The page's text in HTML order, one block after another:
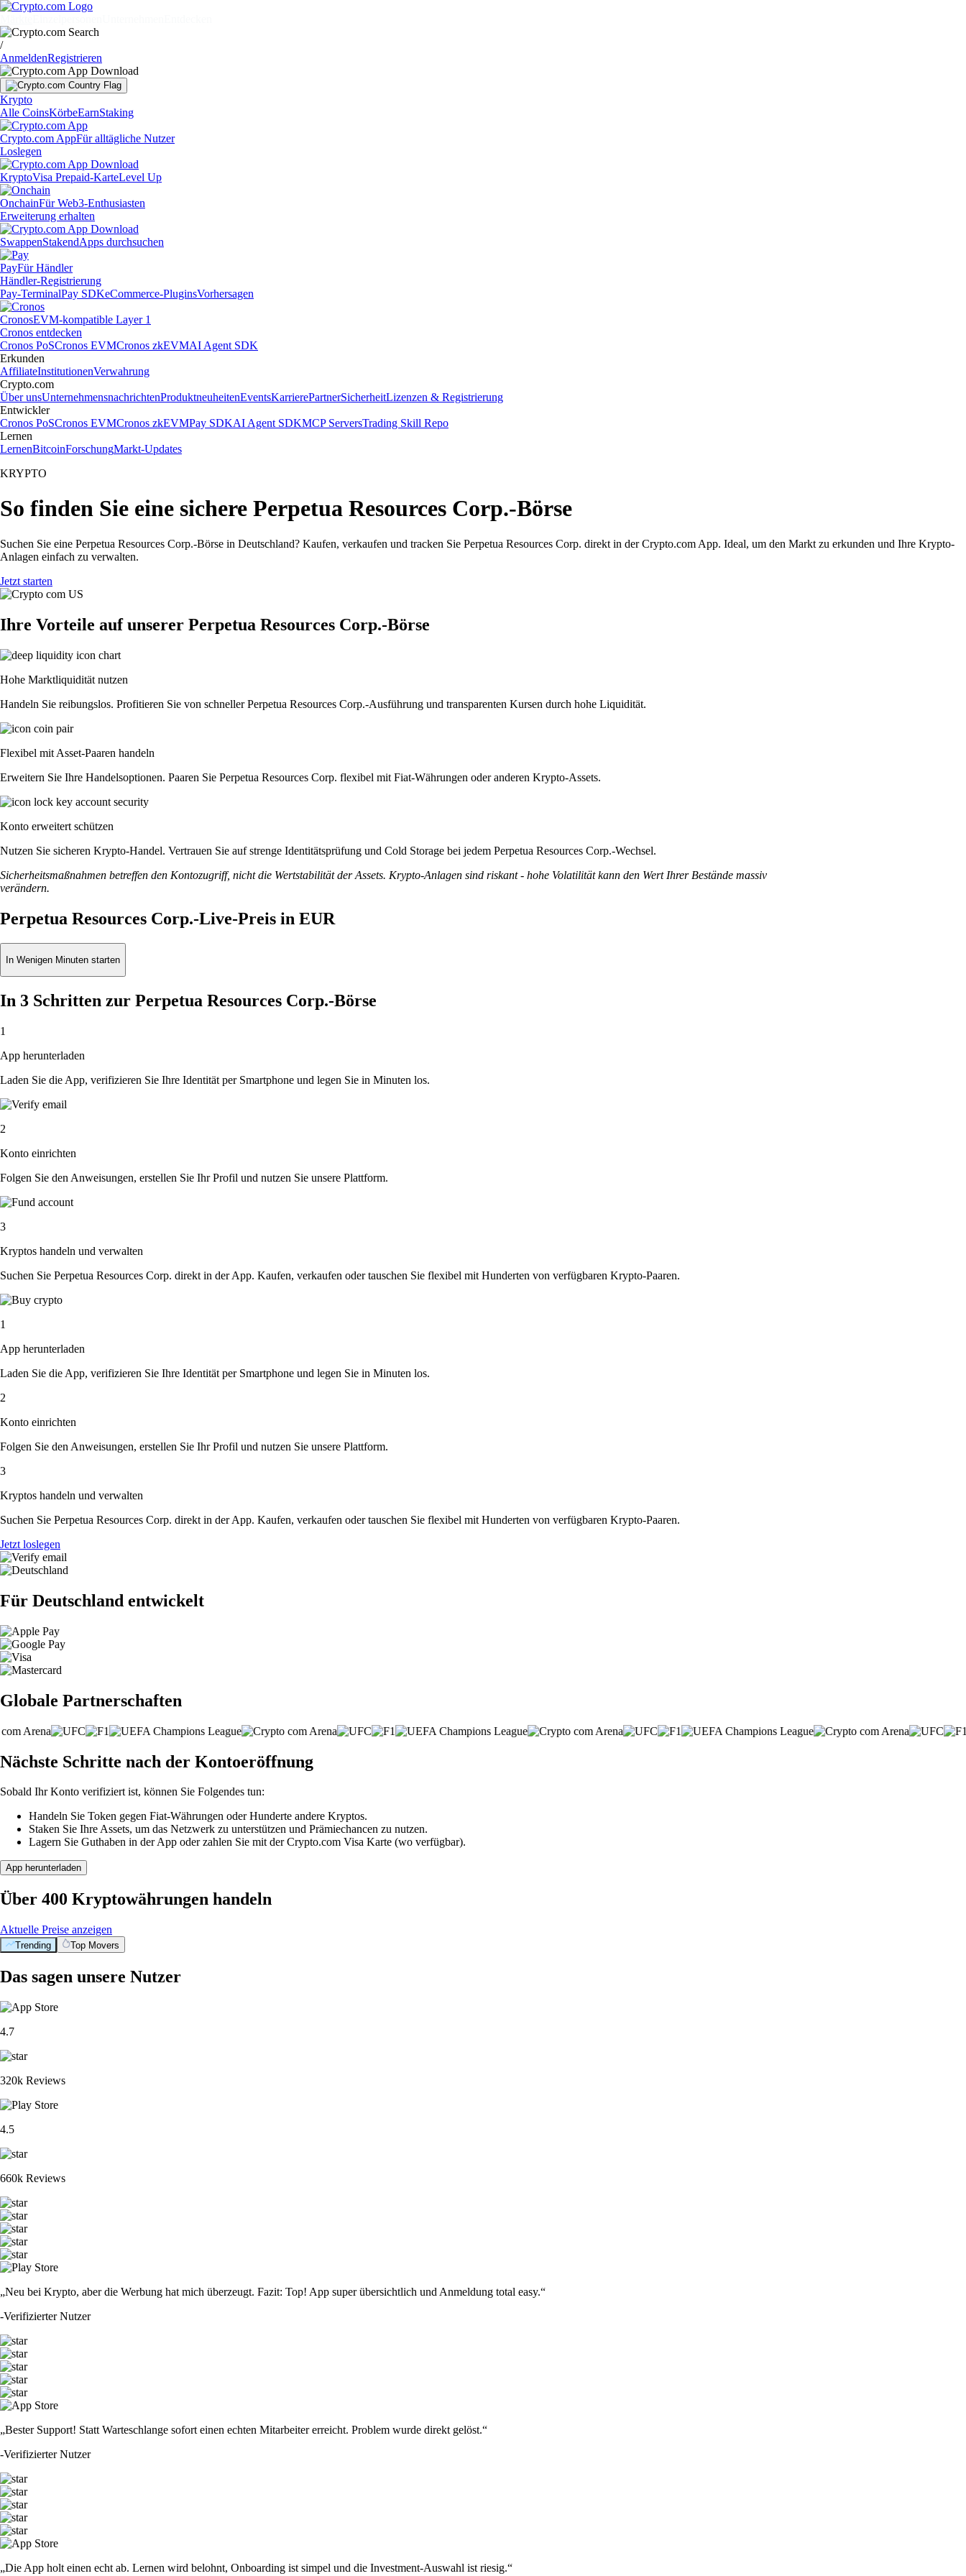
/
AnmeldenRegistrieren
Krypto
Alle CoinsKörbeEarnStaking
Crypto.com AppFür alltägliche Nutzer
Loslegen
KryptoVisa Prepaid-KarteLevel Up
OnchainFür Web3-Enthusiasten
Erweiterung erhalten
SwappenStakendApps durchsuchen
PayFür Händler
Händler-Registrierung
Pay-TerminalPay SDKeCommerce-PluginsVorhersagen
CronosEVM-kompatible Layer 1
Cronos entdecken
Cronos PoSCronos EVMCronos zkEVMAI Agent SDK
Erkunden
AffiliateInstitutionenVerwahrung
Crypto.com
Über unsUnternehmensnachrichtenProduktneuheitenEventsKarrierePartnerSicherheitLizenzen & Registrierung
Entwickler
Cronos PoSCronos EVMCronos zkEVMPay SDKAI Agent SDKMCP ServersTrading Skill Repo
Lernen
LernenBitcoinForschungMarkt-Updates
KRYPTO
So finden Sie eine sichere Perpetua Resources Corp.-Börse
Suchen Sie eine Perpetua Resources Corp.-Börse in Deutschland? Kaufen, verkaufen und tracken Sie Perpetua Resources Corp. direkt in der Crypto.com App. Ideal, um den Markt zu erkunden und Ihre Krypto-
Anlagen einfach zu verwalten.
Jetzt starten
Ihre Vorteile auf unserer Perpetua Resources Corp.-Börse
Hohe Marktliquidität nutzen
Handeln Sie reibungslos. Profitieren Sie von schneller Perpetua Resources Corp.-Ausführung und transparenten Kursen durch hohe Liquidität.
Flexibel mit Asset-Paaren handeln
Erweitern Sie Ihre Handelsoptionen. Paaren Sie Perpetua Resources Corp. flexibel mit Fiat-Währungen oder anderen Krypto-Assets.
Konto erweitert schützen
Nutzen Sie sicheren Krypto-Handel. Vertrauen Sie auf strenge Identitätsprüfung und Cold Storage bei jedem Perpetua Resources Corp.-Wechsel.
Sicherheitsmaßnahmen betreffen den Kontozugriff, nicht die Wertstabilität der Assets. Krypto-Anlagen sind riskant - hohe Volatilität kann den Wert Ihrer Bestände massiv
verändern.
Perpetua Resources Corp.-Live-Preis in EUR
In Wenigen Minuten starten
In 3 Schritten zur Perpetua Resources Corp.-Börse
1
App herunterladen
Laden Sie die App, verifizieren Sie Ihre Identität per Smartphone und legen Sie in Minuten los.
2
Konto einrichten
Folgen Sie den Anweisungen, erstellen Sie Ihr Profil und nutzen Sie unsere Plattform.
3
Kryptos handeln und verwalten
Suchen Sie Perpetua Resources Corp. direkt in der App. Kaufen, verkaufen oder tauschen Sie flexibel mit Hunderten von verfügbaren Krypto-Paaren.
1
App herunterladen
Laden Sie die App, verifizieren Sie Ihre Identität per Smartphone und legen Sie in Minuten los.
2
Konto einrichten
Folgen Sie den Anweisungen, erstellen Sie Ihr Profil und nutzen Sie unsere Plattform.
3
Kryptos handeln und verwalten
Suchen Sie Perpetua Resources Corp. direkt in der App. Kaufen, verkaufen oder tauschen Sie flexibel mit Hunderten von verfügbaren Krypto-Paaren.
Jetzt loslegen
Für Deutschland entwickelt
Globale Partnerschaften
Nächste Schritte nach der Kontoeröffnung
Sobald Ihr Konto verifiziert ist, können Sie Folgendes tun:
Handeln Sie Token gegen Fiat-Währungen oder Hunderte andere Kryptos.
Staken Sie Ihre Assets, um das Netzwerk zu unterstützen und Prämiechancen zu nutzen.
Lagern Sie Guthaben in der App oder zahlen Sie mit der Crypto.com Visa Karte (wo verfügbar).
App herunterladen
Über 400 Kryptowährungen handeln
Aktuelle Preise anzeigen
Trending Top Movers
Das sagen unsere Nutzer
4.7
320k Reviews
4.5
660k Reviews
„Neu bei Krypto, aber die Werbung hat mich überzeugt. Fazit: Top! App super übersichtlich und Anmeldung total easy.“
-Verifizierter Nutzer
„Bester Support! Statt Warteschlange sofort einen echten Mitarbeiter erreicht. Problem wurde direkt gelöst.“
-Verifizierter Nutzer
„Die App holt einen echt ab. Lernen wird belohnt, Onboarding ist simpel und die Investment-Auswahl ist riesig.“